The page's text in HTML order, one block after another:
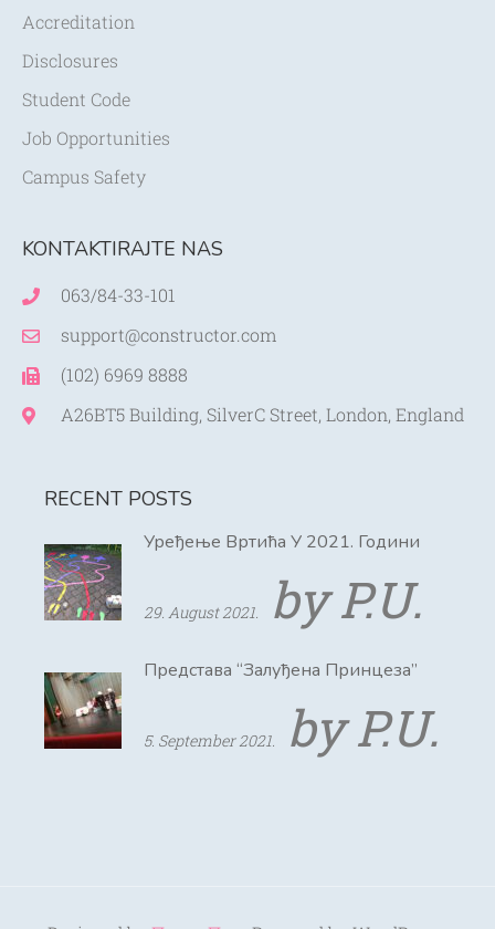
Accreditation
Disclosures
Student Code
Job Opportunities
Campus Safety
KONTAKTIRAJTE NAS
063/84-33-101
support@constructor.com
(102) 6969 8888
A26BT5 Building, SilverC Street, London, England
RECENT POSTS
Уређење Вртића У 2021. Години
29. August 2021. by P.U.
Представа “Залуђена Принцеза”
5. September 2021. by P.U.